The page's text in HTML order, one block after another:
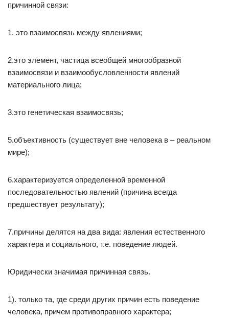
причинной связи:
1. это взаимосвязь между явлениями;
2.это элемент, частица всеобщей многообразной
взаимосвязи и взаимообусловленности явлений
материального лица;
3.это генетическая взаимосвязь;
5.объективность (существует вне человека в – реальном
мире);
6.характеризуется определенной временной
последовательностью явлений (причина всегда
предшествует результату);
7.причины делятся на два вида: явления естественного
характера и социального, т.е. поведение людей.
Юридически значимая причинная связь.
1). только та, где среди других причин есть поведение
человека, причем противоправного характера;